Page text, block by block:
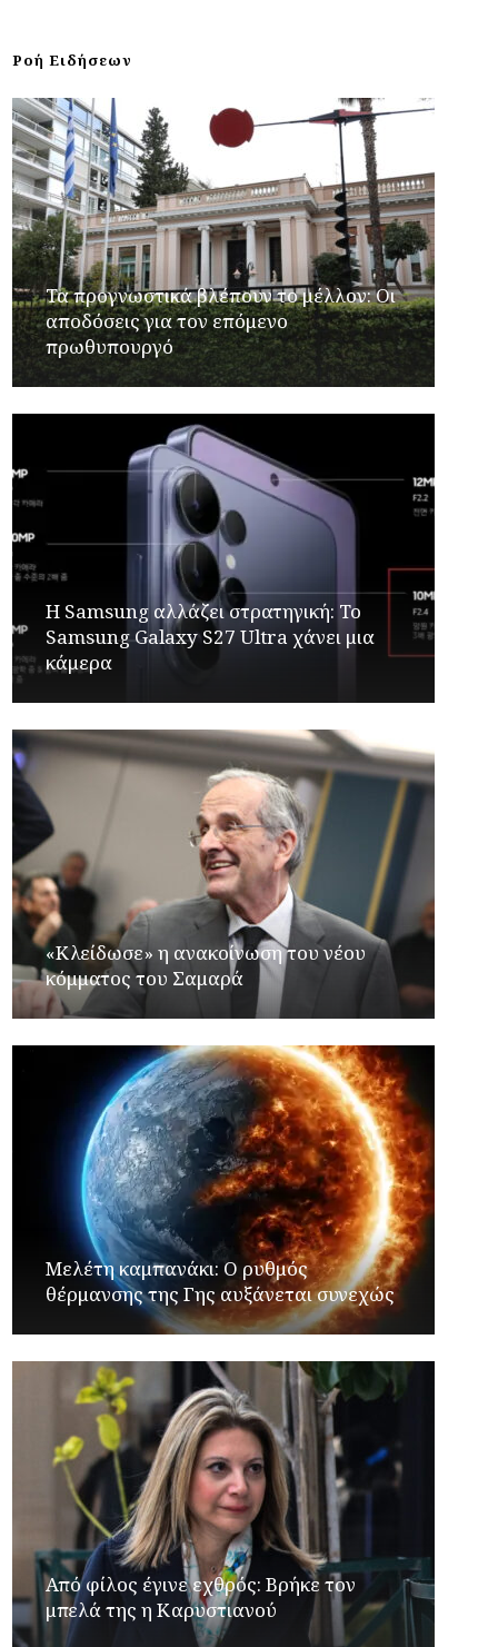
Ροή Ειδήσεων
Τα προγνωστικά βλέπουν το μέλλον: Οι
αποδόσεις για τον επόμενο
πρωθυπουργό
Η Samsung αλλάζει στρατηγική: Το
Samsung Galaxy S27 Ultra χάνει μια
κάμερα
«Κλείδωσε» η ανακοίνωση του νέου
κόμματος του Σαμαρά
Μελέτη καμπανάκι: Ο ρυθμός
θέρμανσης της Γης αυξάνεται συνεχώς
Από φίλος έγινε εχθρός: Βρήκε τον
μπελά της η Καρυστιανού